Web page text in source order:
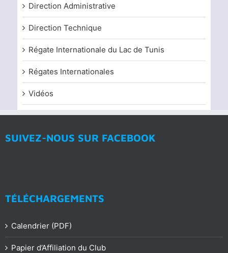
Direction Administrative
Direction Technique
Régate Internationale du Lac de Tunis
Régates Internationales
Vidéos
SUIVEZ-NOUS SUR FACEBOOK
TÉLÉCHARGEMENTS
Calendrier (PDF)
Papier d’Affiliation du Club